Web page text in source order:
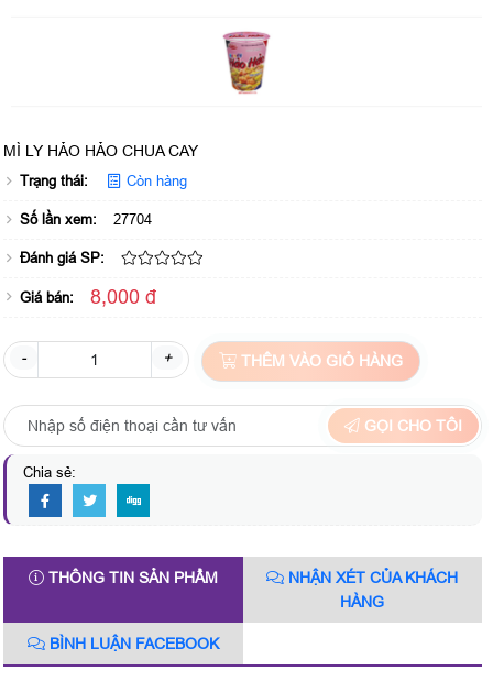
MÌ LY HẢO HẢO CHUA CAY
Trạng thái: Còn hàng
Số lần xem: 27704
Đánh giá SP:
Giá bán: 8,000 đ
- + THÊM VÀO GIỎ HÀNG
GỌI CHO TÔI
Chia sẻ:
THÔNG TIN SẢN PHẨM
NHẬN XÉT CỦA KHÁCH
HÀNG
BÌNH LUẬN FACEBOOK